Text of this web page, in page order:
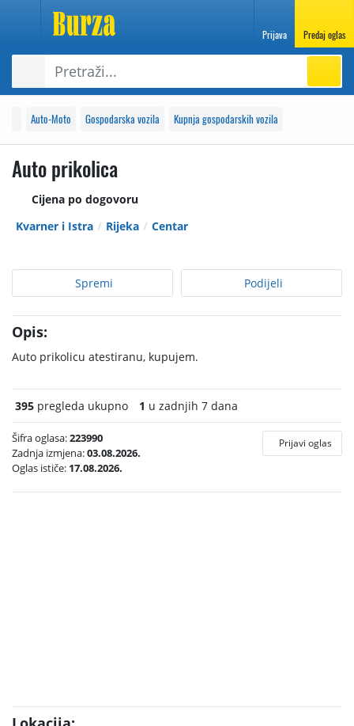
Prijava Predaj oglas
Auto-Moto Gospodarska vozila Kupnja gospodarskih vozila
Auto prikolica
Cijena po dogovoru
Kvarner i Istra
Rijeka Centar
Spremi Podijeli
Opis:
Auto prikolicu atestiranu, kupujem.
395 pregleda ukupno 1 u zadnjih 7 dana
Šifra oglasa:223990
Zadnja izmjena:03.08.2026.
Oglas ističe: 17.08.2026.
Prijavi oglas